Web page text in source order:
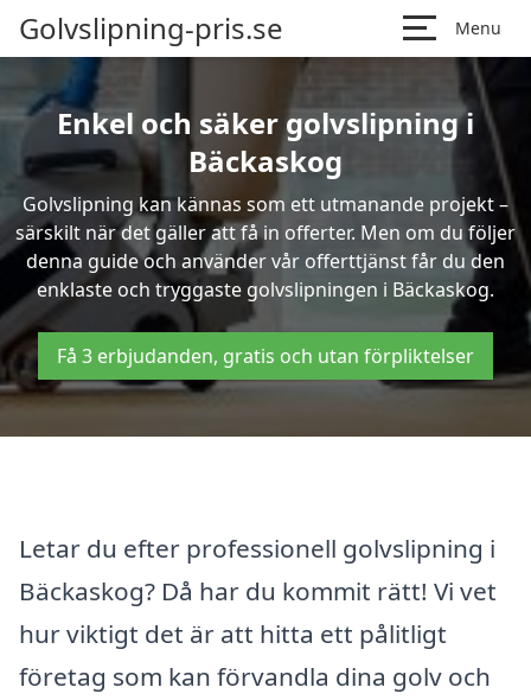
Golvslipning-pris.se Menu
Enkel och säker golvslipning i
Bäckaskog
Golvslipning kan kännas som ett utmanande projekt –
särskilt när det gäller att få in offerter. Men om du följer
denna guide och använder vår offerttjänst får du den
enklaste och tryggaste golvslipningen i Bäckaskog.
Få 3 erbjudanden, gratis och utan förpliktelser
Letar du efter professionell golvslipning i
Bäckaskog? Då har du kommit rätt! Vi vet
hur viktigt det är att hitta ett pålitligt
företag som kan förvandla dina golv och